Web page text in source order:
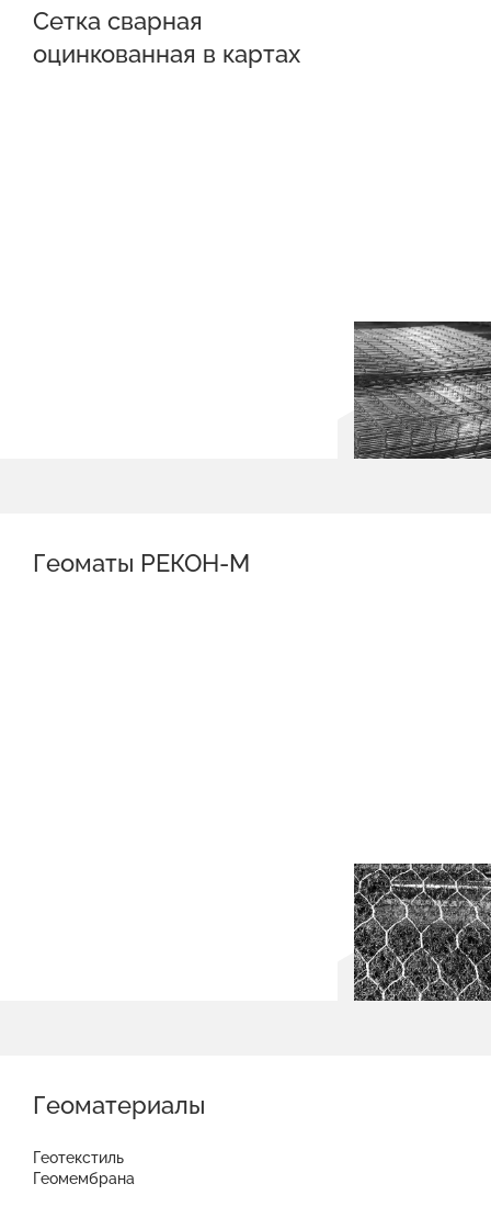
Сетка сварная
оцинкованная в картах
Геоматы РЕКОН-М
Геоматериалы
Геотекстиль
Геомембрана